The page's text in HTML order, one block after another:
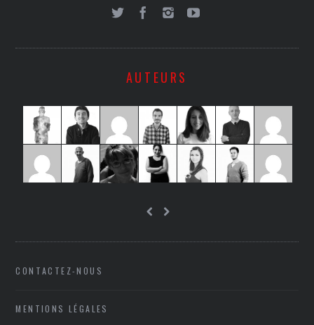
AUTEURS
CONTACTEZ-NOUS
MENTIONS LÉGALES